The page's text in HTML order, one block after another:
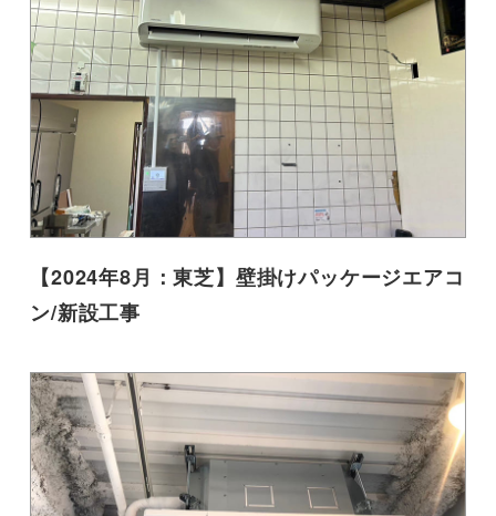
【2024年8月：東芝】壁掛けパッケージエアコ
ン/新設工事